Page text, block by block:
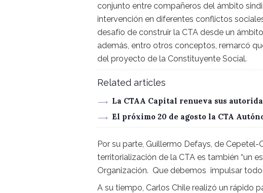
conjunto entre compañeros del ámbito
intervención en diferentes conflictos
desafío de construir la CTA desde un
además, entro otros conceptos, remarcó
del proyecto de la Constituyente Social.
Related articles
La CTAA Capital renueva sus
El próximo 20 de agosto la CTA
Por su parte, Guillermo Defays, de
territorialización de la CTA es también “un
Organización. Que debemos impulsar
A su tiempo, Carlos Chile realizó un rápido